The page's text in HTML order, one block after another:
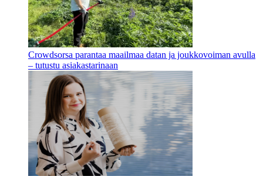
Crowdsorsa parantaa maailmaa datan ja joukkovoiman avulla
– tutustu asiakastarinaan